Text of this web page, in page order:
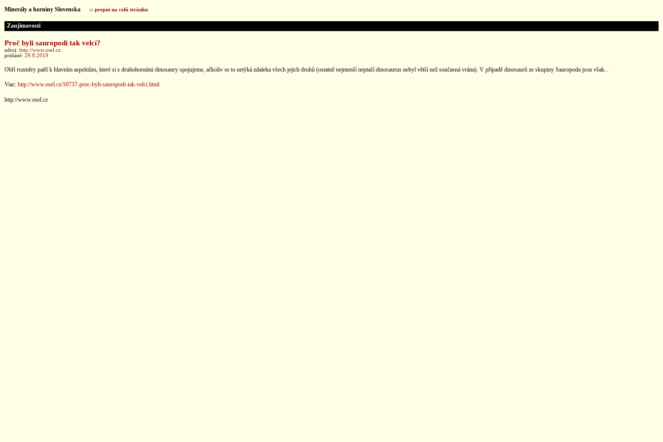
Minerály a horniny Slovenska :: prepni na celú stránku
Zaujímavosti
Proč byli sauropodi tak velcí?
zdroj: http://www.osel.cz
pridané: 29.8.2019
Obří rozměry patří k hlavním aspektům, které si s druhohorními dinosaury spojujeme, ačkoliv se to netýká zdaleka všech jejich druhů (ostatně nejmenší neptačí dinosaurus nebyl větší než současná vrána). V případě dinosaurů ze skupiny Sauropoda jsou však...
Viac: http://www.osel.cz/10737-proc-byli-sauropodi-tak-velci.html
http://www.osel.cz